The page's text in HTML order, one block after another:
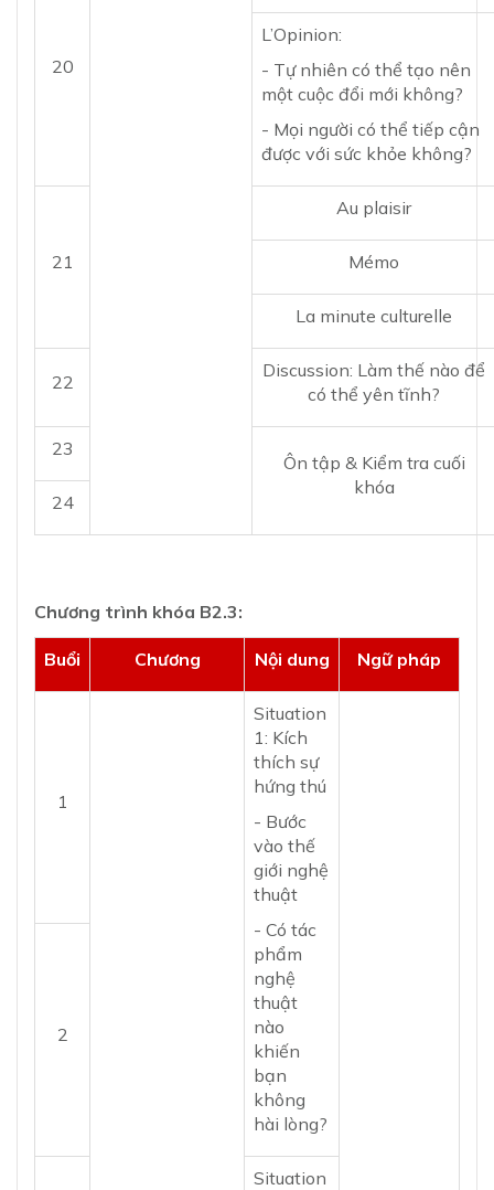
20
L’Opinion:
- Tự nhiên có thể tạo nên
một cuộc đổi mới không?
- Mọi người có thể tiếp cận
được với sức khỏe không?
21
Au plaisir
Mémo
La minute culturelle
22
Discussion: Làm thế nào để
có thể yên tĩnh?
23
Ôn tập & Kiểm tra cuối
khóa
24
Chương trình khóa B2.3:
Buổi Chương Nội dung Ngữ pháp
1
Situation
1: Kích
thích sự
hứng thú
- Bước
vào thế
giới nghệ
thuật
- Có tác
phẩm
nghệ
thuật
nào
khiến
bạn
không
hài lòng?
2
Situation